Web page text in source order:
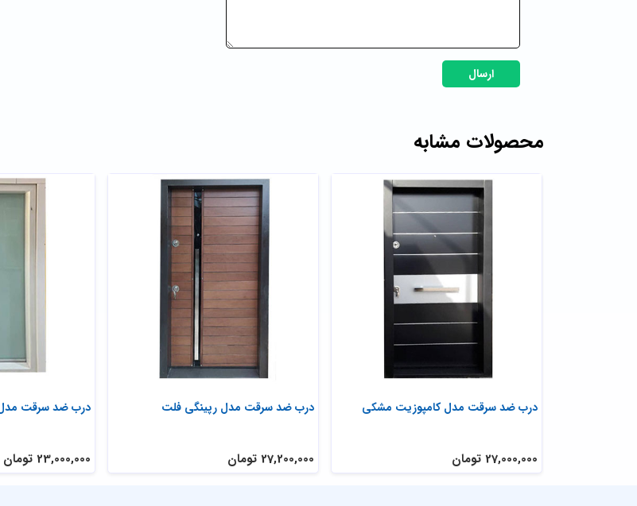
ارسال
محصولات مشابه
درب ضد سرقت
23,000,000 تومان
درب ضد سرقت مدل رپینگی فلت
27,200,000 تومان
درب ضد سرقت مدل کامپوزیت مشکی
27,000,000 تومان